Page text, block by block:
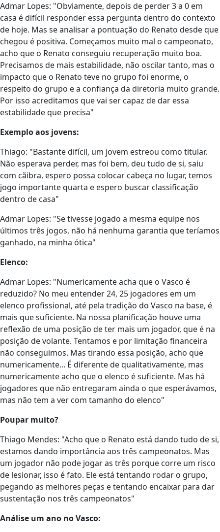
Admar Lopes: "Obviamente, depois de perder 3 a 0 em
casa é difícil responder essa pergunta dentro do contexto
de hoje. Mas se analisar a pontuação do Renato desde que
chegou é positiva. Começamos muito mal o campeonato,
acho que o Renato conseguiu recuperação muito boa.
Precisamos de mais estabilidade, não oscilar tanto, mas o
impacto que o Renato teve no grupo foi enorme, o
respeito do grupo e a confiança da diretoria muito grande.
Por isso acreditamos que vai ser capaz de dar essa
estabilidade que precisa"
Exemplo aos jovens:
Thiago: "Bastante difícil, um jovem estreou como titular.
Não esperava perder, mas foi bem, deu tudo de si, saiu
com cãibra, espero possa colocar cabeça no lugar, temos
jogo importante quarta e espero buscar classificação
dentro de casa"
Admar Lopes: "Se tivesse jogado a mesma equipe nos
últimos três jogos, não há nenhuma garantia que teríamos
ganhado, na minha ótica"
Elenco:
Admar Lopes: "Numericamente acha que o Vasco é
reduzido? No meu entender 24, 25 jogadores em um
elenco profissional, até pela tradição do Vasco na base, é
mais que suficiente. Na nossa planificação houve uma
reflexão de uma posição de ter mais um jogador, que é na
posição de volante. Tentamos e por limitação financeira
não conseguimos. Mas tirando essa posição, acho que
numericamente... É diferente de qualitativamente, mas
numericamente acho que o elenco é suficiente. Mas há
jogadores que não entregaram ainda o que esperávamos,
mas não tem a ver com tamanho do elenco"
Poupar muito?
Thiago Mendes: "Acho que o Renato está dando tudo de si,
estamos dando importância aos três campeonatos. Mas
um jogador não pode jogar as três porque corre um risco
de lesionar, isso é fato. Ele está tentando rodar o grupo,
pegando as melhores peças e tentando encaixar para dar
sustentação nos três campeonatos"
Análise um ano no Vasco: